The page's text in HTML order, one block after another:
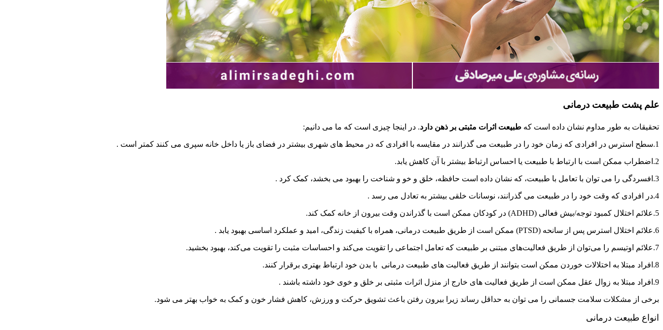
علم پشت طبیعت درمانی
تحقیقات به طور مداوم نشان داده است که طبیعت اثرات مثبتی بر ذهن دارد. در اینجا چیزی است که ما می دانیم:
1.سطح استرس در افرادی که زمان خود را در طبیعت می گذرانند در مقایسه با افرادی که در محیط های شهری بیشتر در فضای باز یا داخل خانه سپری می کنند کمتر است .
2.اضطراب ممکن است با ارتباط با طبیعت یا احساس ارتباط بیشتر با آن کاهش یابد.
3.افسردگی را می توان با تعامل با طبیعت، که نشان داده است حافظه، خلق و خو و شناخت را بهبود می بخشد، کمک کرد .
4.در افرادی که وقت خود را در طبیعت می گذرانند، نوسانات خلقی بیشتر به تعادل می رسد .
5.علائم اختلال کمبود توجه/بیش فعالی (ADHD) در کودکان ممکن است با گذراندن وقت بیرون از خانه کمک کند.
6.علائم اختلال استرس پس از سانحه (PTSD) ممکن است از طریق طبیعت درمانی، همراه با کیفیت زندگی، امید و عملکرد اساسی بهبود یابد .
7.علائم اوتیسم را می‌توان از طریق فعالیت‌های مبتنی بر طبیعت که تعامل اجتماعی را تقویت می‌کند و احساسات مثبت را تقویت می‌کند، بهبود بخشید.
8.افراد مبتلا به اختلالات خوردن ممکن است بتوانند از طریق فعالیت های طبیعت درمانی با بدن خود ارتباط بهتری برقرار کنند.
9.افراد مبتلا به زوال عقل ممکن است از طریق فعالیت های خارج از منزل اثرات مثبتی بر خلق و خوی خود داشته باشند .
برخی از مشکلات سلامت جسمانی را می توان به حداقل رساند زیرا بیرون رفتن باعث تشویق حرکت و ورزش، کاهش فشار خون و کمک به خواب بهتر می شود.
انواع طبیعت درمانی